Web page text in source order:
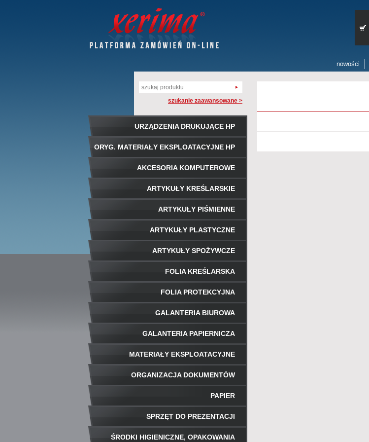
nowości
szukanie zaawansowane >
URZĄDZENIA DRUKUJĄCE HP
ORYG. MATERIAŁY EKSPLOATACYJNE HP
AKCESORIA KOMPUTEROWE
ARTYKUŁY KREŚLARSKIE
ARTYKUŁY PIŚMIENNE
ARTYKUŁY PLASTYCZNE
ARTYKUŁY SPOŻYWCZE
FOLIA KREŚLARSKA
FOLIA PROTEKCYJNA
GALANTERIA BIUROWA
GALANTERIA PAPIERNICZA
MATERIAŁY EKSPLOATACYJNE
ORGANIZACJA DOKUMENTÓW
PAPIER
SPRZĘT DO PREZENTACJI
ŚRODKI HIGIENICZNE, OPAKOWANIA